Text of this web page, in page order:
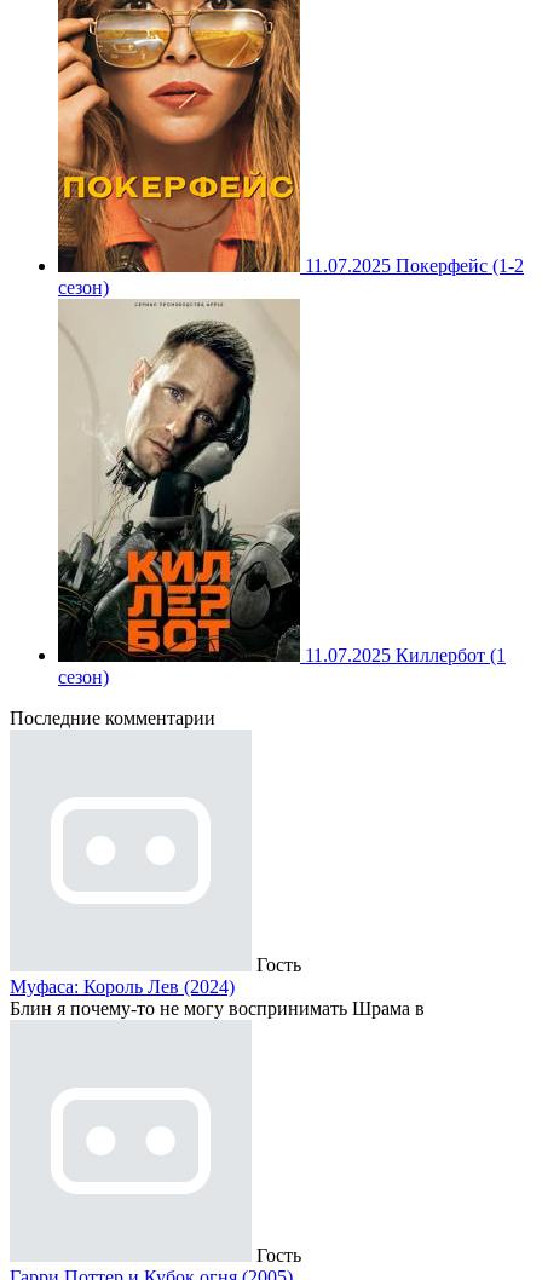
11.07.2025 Покерфейс (1-2
сезон)
11.07.2025 Киллербот (1
сезон)
Последние комментарии
Гость
Муфаса: Король Лев (2024)
Блин я почему-то не могу воспринимать Шрама в
Гость